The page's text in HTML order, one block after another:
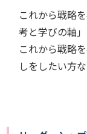
これから戦略
考と学びの軸
これから戦略
しをしたい方